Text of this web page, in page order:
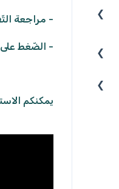
- مراجعة
- الضّغط على
يمكنكم